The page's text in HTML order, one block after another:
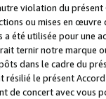
violation du
ou mises en
été utilisée pour une
ternir notre marque
dans le cadre du
résilié le présent
de concert avec vous